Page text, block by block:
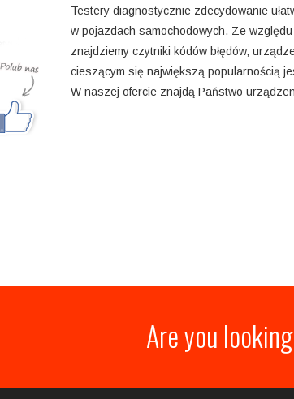
Testery diagnostycznie zdecydowanie
w pojazdach samochodowych. Ze
znajdziemy czytniki kódów błędów,
cieszącym się największą popularnością
W naszej ofercie znajdą Państwo
Are you